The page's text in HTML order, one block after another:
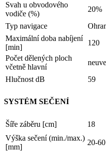
Svah u obvodového
vodiče (%)
20%
Typ navigace
Maximální doba nabíjení
[min]
120
Počet dělených ploch
včetně hlavní
Hlučnost dB
59
SYSTÉM SEČENÍ
Šíře záběru [cm]
18
Výška sečení (min./max.)
[mm]
20-60